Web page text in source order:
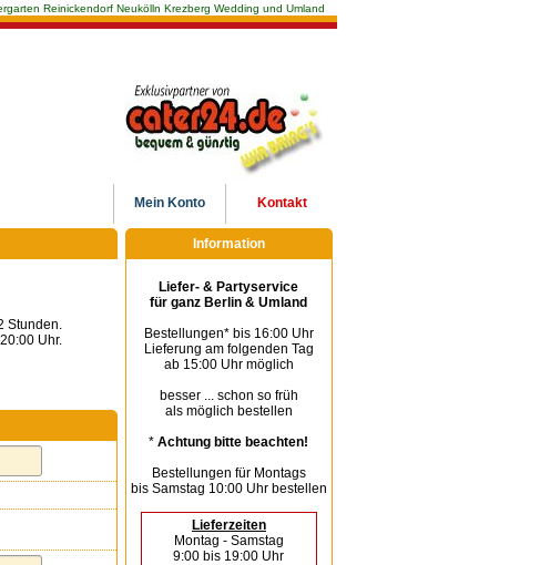
Reinickendorf Neukölln Krezberg Wedding und Umland
Kontakt
Mein Konto
Stunden.
Uhr.
Information
Liefer- & Partyservice
für ganz Berlin & Umland
Bestellungen* bis 16:00 Uhr
Lieferung am folgenden Tag
ab 15:00 Uhr möglich
besser ... schon so früh
als möglich bestellen
*Achtung bitte beachten!
Bestellungen für Montags
bis Samstag 10:00 Uhr bestellen
Lieferzeiten
Montag - Samstag
9:00 bis 19:00 Uhr